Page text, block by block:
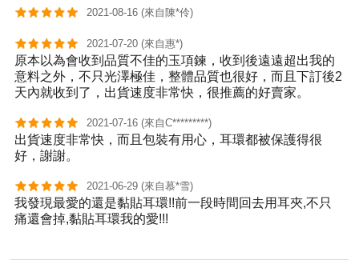
2021-08-16 (來自陳*伶)
2021-07-20 (來自惠*)
原本以為會收到品質不佳的玉項鍊，收到後遠遠超出我的
意料之外，不只光澤極佳，整體品質也很好，而且下訂後2
天內就收到了，出貨速度非常快，很推薦的好賣家。
2021-07-16 (來自C*********)
出貨速度非常快，而且包裝有用心，耳環都被保護得很
好，謝謝。
2021-06-29 (來自慕*雪)
我發現最愛的還是黏貼耳環!!前一段時間回去用耳夾,不只
痛還會掉,黏貼耳環我的愛!!!